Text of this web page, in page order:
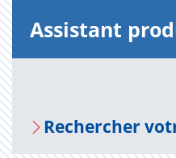
Assis­tant
Recher­cher